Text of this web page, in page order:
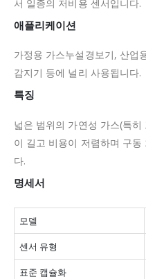
서 일종의 저비용 센서입니다.
애플리케이션
가정용 가스누설경보기, 산업
감지기 등에 널리 사용됩니다.
특징
넓은 범위의 가연성 가스(특
이 길고 비용이 저렴하며 구
다.
명세서
모델
센서 유형
표준 캡슐화